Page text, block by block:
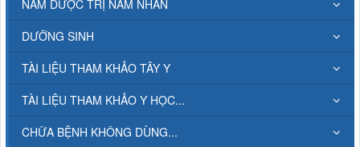
NAM DƯỢC TRỊ NAM NHÂN
DƯỠNG SINH
TÀI LIỆU THAM KHẢO TÂY Y
TÀI LIỆU THAM KHẢO Y HỌC...
CHỮA BỆNH KHÔNG DÙNG...